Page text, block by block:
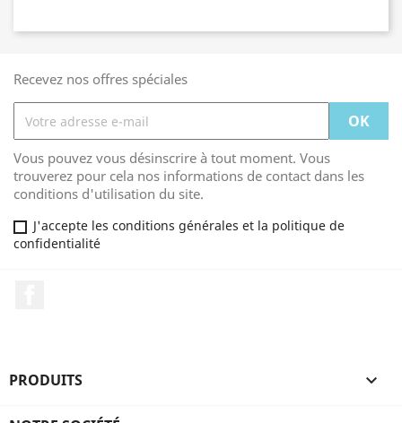
Recevez nos offres spéciales
Vous pouvez vous désinscrire à tout moment. Vous
trouverez pour cela nos informations de contact dans les
conditions d'utilisation du site.
J'accepte les conditions générales et la politique de
confidentialité
PRODUITS 